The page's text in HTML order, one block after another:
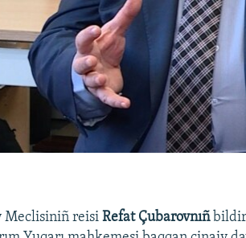
Meclisiniñ reisiRefat Çubarovnıñ